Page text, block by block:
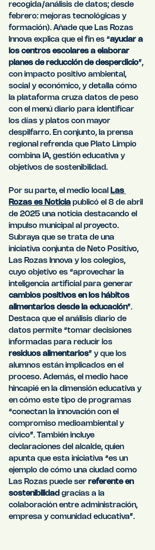
recogida/análisis de datos; desde
febrero: mejoras tecnológicas y
formación). Añade que Las Rozas
Innova explica que el fin es “ayudar a
los centros escolares a elaborar
planes de reducción de desperdicio”,
con impacto positivo ambiental,
social y económico, y detalla cómo
la plataforma cruza datos de peso
con el menú diario para identificar
los días y platos con mayor
despilfarro. En conjunto, la prensa
regional refrenda que Plato Limpio
combina IA, gestión educativa y
objetivos de sostenibilidad.
Por su parte, el medio local
Las
Rozas es Noticia publicó el 8 de abril
de 2025 una noticia destacando el
impulso municipal al proyecto.
Subraya que se trata de una
iniciativa conjunta de Neto Positivo,
Las Rozas Innova y los colegios,
cuyo objetivo es “aprovechar la
inteligencia artificial para generar
cambios positivos en los hábitos
alimentarios desde la educación”.
Destaca que el análisis diario de
datos permite “tomar decisiones
informadas para reducir los
residuos alimentarios” y que los
alumnos están implicados en el
proceso. Además, el medio hace
hincapié en la dimensión educativa y
en cómo este tipo de programas
“conectan la innovación con el
compromiso medioambiental y
cívico”. También incluye
declaraciones del alcalde, quien
apunta que esta iniciativa “es un
ejemplo de cómo una ciudad como
Las Rozas puede ser referente en
sostenibilidad gracias a la
colaboración entre administración,
empresa y comunidad educativa”.